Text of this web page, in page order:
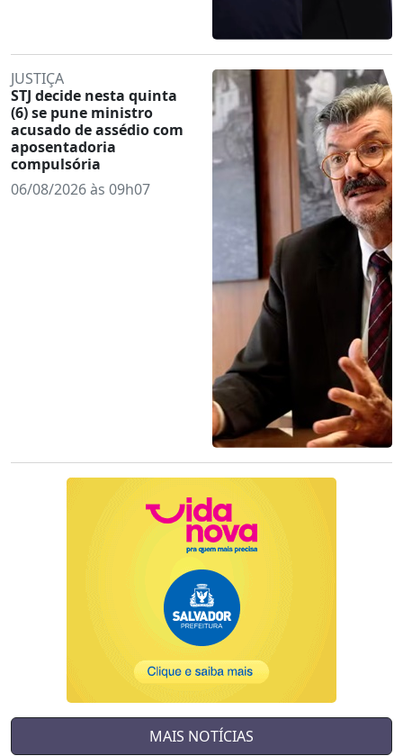
JUSTIÇA
STJ decide nesta quinta
(6) se pune ministro
acusado de assédio com
aposentadoria
compulsória
06/08/2026 às 09h07
MAIS NOTÍCIAS